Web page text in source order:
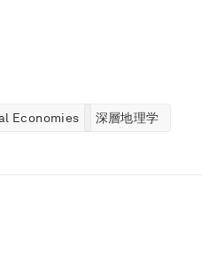
Economies 深層地理学